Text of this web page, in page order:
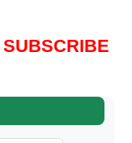
SUBSCRIBE